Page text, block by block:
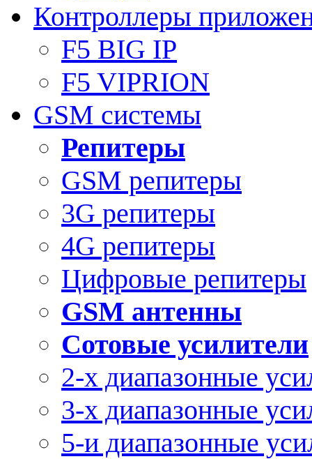
Контроллеры
F5 BIG IP
F5 VIPRION
GSM системы
Репитеры
GSM репитеры
3G репитеры
4G репитеры
Цифровые репитеры
GSM антенны
Сотовые усилители
2-х диапазонные
3-х диапазонные
5-и диапазонные